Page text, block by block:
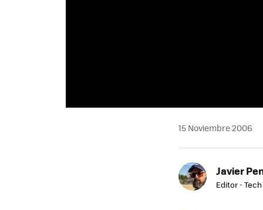
15 Noviembre 2006
Javier
Editor - Tech